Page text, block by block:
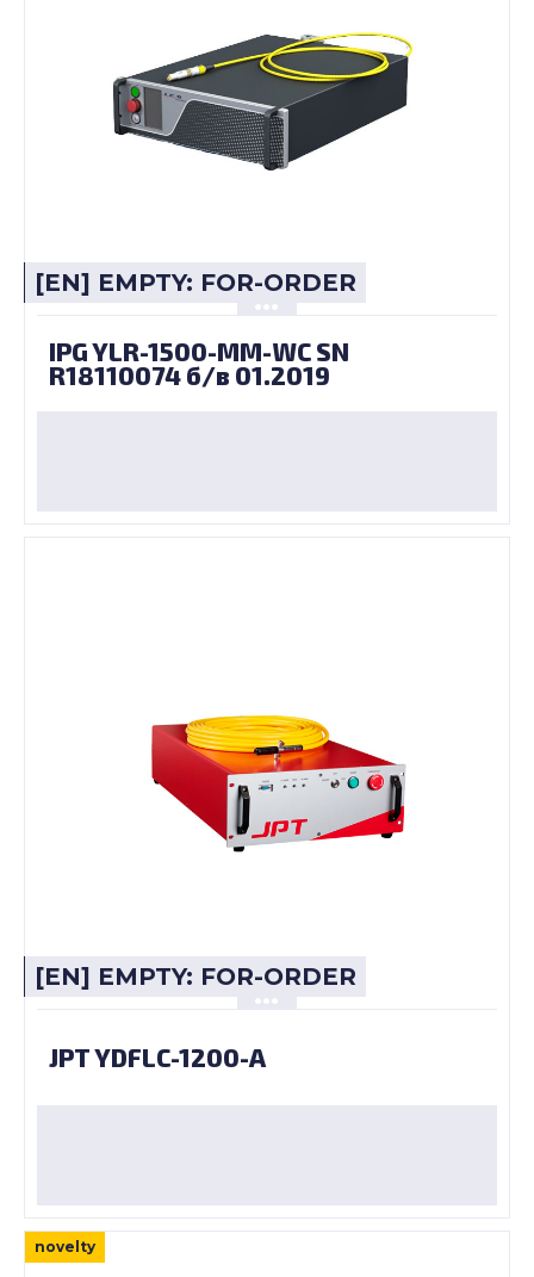
[EN] EMPTY: FOR-ORDER
IPG YLR-1500-MM-WC SN
R18110074 б/в 01.2019
[EN] EMPTY: FOR-ORDER
JPT YDFLC-1200-A
novelty